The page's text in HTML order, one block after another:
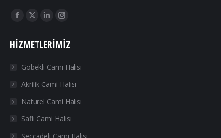
Find us on:
Facebook
opens
new
window
X
opens
new
window
Linkedin
opens
new
window
Instagram
opens
new
window
HIZMETLERIMIZ
Göbekli Cami Halısı
Akrilik Cami Halısı
Naturel Cami Halısı
Saflı Cami Halısı
Seccadeli Cami Halısı